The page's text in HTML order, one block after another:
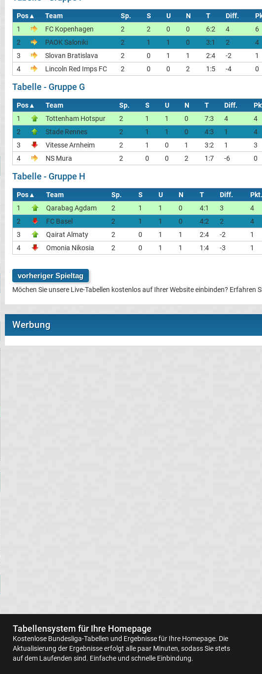
Pos▲ Team Sp. S U N T Diff.
1
FC Kopenhagen 2 2 0 0 6:2 4 6
2
PAOK Saloniki 2 1 1 0 3:1 2 4
3
Slovan Bratislava 2 0 1 1 2:4 -2
1
4
Lincoln Red Imps FC 2 0 0 2 1:5 -4 0
Tabelle - Gruppe G
Pos▲ Team Sp. S U N T Diff.
1
Tottenham Hotspur 2 1 1 0 7:3 4 4
2
Stade Rennes 2 1 1 0 4:3 1 4
3
Vitesse Arnheim 2 1 0 1 3:2 1
3
4
NS Mura 2 0 0 2 1:7 -6 0
Tabelle - Gruppe H
Pos▲ Team Sp. S U N T Diff. Pkt.
1
Qarabag Agdam 2 1 1 0 4:1 3 4
2
FC Basel 2 1 1 0 4:2 2 4
3
Qairat Almaty 2 0 1 1 2:4 -2
1
4
Omonia Nikosia 2 0 1 1 1:4 -3 1
vorheriger Spieltag
Möchen Sie unsere Live-Tabellen kostenlos auf Ihrer Website einbinden? Erfahren
Werbung
Tabellensystem für Ihre Homepage
KostenloseBundesliga-Tabellen und Ergebnisse für Ihre Homepage. Die
Aktualisierung der Ergebnisse erfolgt alle paar Minuten, sodass Sie stets
auf dem Laufenden sind. Einfache und schnelle Einbindung.